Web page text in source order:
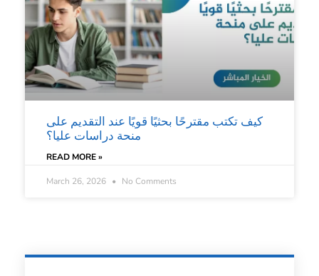
كيف تكتب مقترحًا بحثيًا قويًا عند التقديم على
منحة دراسات عليا؟
READ MORE »
March 26, 2026 No Comments